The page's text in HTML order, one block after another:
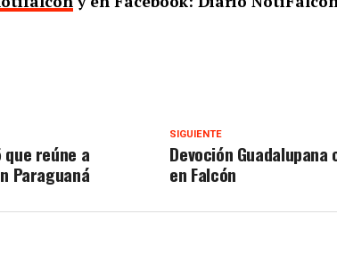
SIGUIENTE
Devoción
en Falcón
que reúne a
Paraguaná